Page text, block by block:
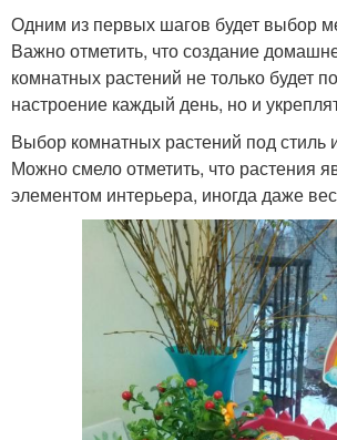
Одним из первых шагов будет выбор
Важно отметить, что создание
комнатных растений не только будет
настроение каждый день, но и
Выбор комнатных растений под стиль
Можно смело отметить, что растения
элементом интерьера, иногда даже